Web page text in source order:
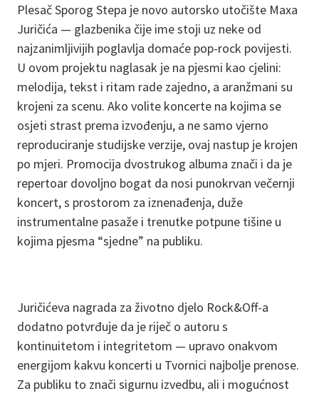
Plesač Sporog Stepa je novo autorsko utočište Maxa
Juričića — glazbenika čije ime stoji uz neke od
najzanimljivijih poglavlja domaće pop-rock povijesti.
U ovom projektu naglasak je na pjesmi kao cjelini:
melodija, tekst i ritam rade zajedno, a aranžmani su
krojeni za scenu. Ako volite koncerte na kojima se
osjeti strast prema izvođenju, a ne samo vjerno
reproduciranje studijske verzije, ovaj nastup je krojen
po mjeri. Promocija dvostrukog albuma znači i da je
repertoar dovoljno bogat da nosi punokrvan večernji
koncert, s prostorom za iznenađenja, duže
instrumentalne pasaže i trenutke potpune tišine u
kojima pjesma “sjedne” na publiku.
Juričićeva nagrada za životno djelo Rock&Off-a
dodatno potvrđuje da je riječ o autoru s
kontinuitetom i integritetom — upravo onakvom
energijom kakvu koncerti u Tvornici najbolje prenose.
Za publiku to znači sigurnu izvedbu, ali i mogućnost